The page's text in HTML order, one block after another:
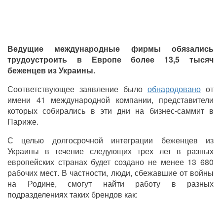
Ведущие международные фирмы обязались
трудоустроить в Европе более 13,5 тысяч
беженцев из Украины.
Соответствующее заявление было обнародовано от
имени 41 международной компании, представители
которых собирались в эти дни на бизнес-саммит в
Париже.
С целью долгосрочной интеграции беженцев из
Украины в течение следующих трех лет в разных
европейских странах будет создано не менее 13 680
рабочих мест. В частности, люди, сбежавшие от войны
на Родине, смогут найти работу в разных
подразделениях таких брендов как: